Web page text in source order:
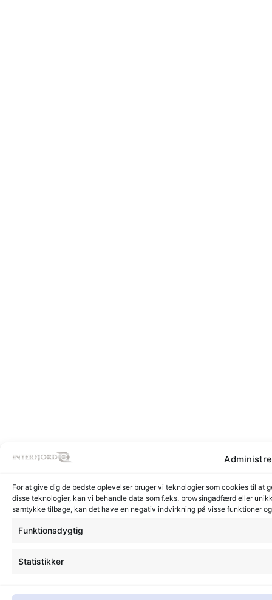
For at give dig de bedste oplevelser bruger vi teknologier som cookies til
disse teknologier, kan vi behandle data som f.eks. browsingadfærd eller
samtykke tilbage, kan det have en negativ indvirkning på visse funktioner
Funktionsdygtig
Statistikker